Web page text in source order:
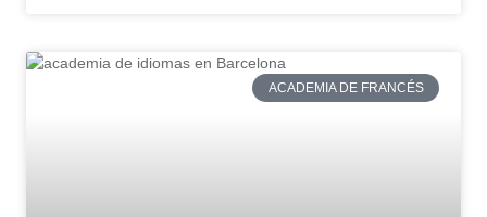
ACADEMIA DE FRANCÉS